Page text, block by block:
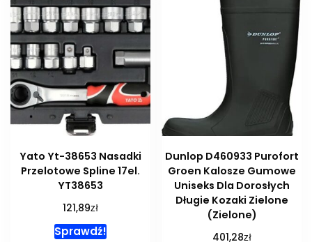
Yato Yt-38653 Nasadki
Przelotowe Spline 17el.
YT38653
121,89zł
Sprawdź!
Dunlop D460933 Purofort
Groen Kalosze Gumowe
Uniseks Dla Dorosłych
Długie Kozaki Zielone
(Zielone)
401,28zł